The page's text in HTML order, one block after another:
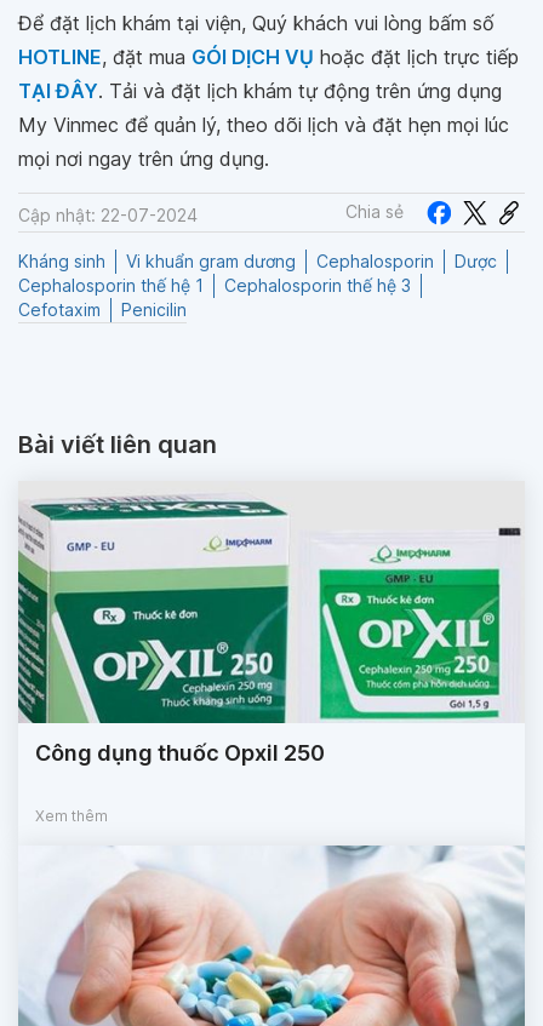
Để đặt lịch khám tại viện, Quý khách vui lòng bấm số
HOTLINE, đặt mua GÓI DỊCH VỤ hoặc đặt lịch trực tiếp
TẠI ĐÂY. Tải và đặt lịch khám tự động trên ứng dụng
My Vinmec để quản lý, theo dõi lịch và đặt hẹn mọi lúc
mọi nơi ngay trên ứng dụng.
Cập nhật: 22-07-2024 Chia sẻ
Kháng sinh Vi khuẩn gram dương Cephalosporin
Dược
Cephalosporin thế hệ 1
Cephalosporin thế hệ 3
Cefotaxim
Penicilin
Bài viết liên quan
Công dụng thuốc Opxil 250
Xem thêm